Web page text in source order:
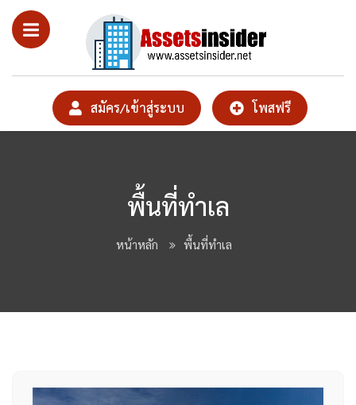
สมัคร/เข้าสู่ระบบ โพสฟรี
พื้นที่ทำเล
หน้าหลัก พื้นที่ทำเล